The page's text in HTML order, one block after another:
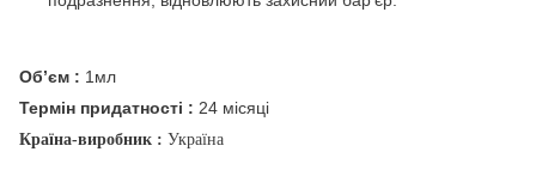
Об’єм : 1мл
Термін придатності : 24 місяці
Країна-виробник : Україна